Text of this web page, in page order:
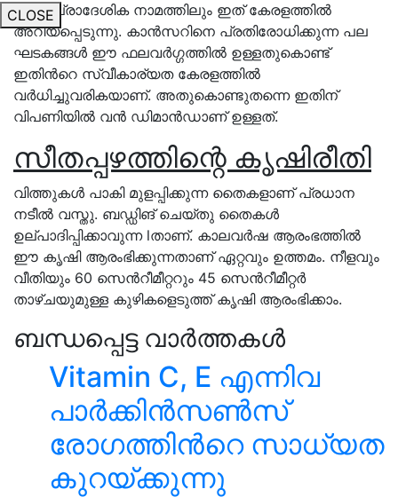
CLOSE
എന്ന പ്രാദേശിക നാമത്തിലും ഇത് കേരളത്തിൽ
അറിയപ്പെടുന്നു. കാൻസറിനെ പ്രതിരോധിക്കുന്ന പല
ഘടകങ്ങൾ ഈ ഫലവർഗ്ഗത്തിൽ ഉള്ളതുകൊണ്ട്
ഇതിൻറെ സ്വീകാര്യത കേരളത്തിൽ
വർധിച്ചുവരികയാണ്. അതുകൊണ്ടുതന്നെ ഇതിന്
വിപണിയിൽ വൻ ഡിമാൻഡാണ് ഉള്ളത്.
സീതപ്പഴത്തിന്റെ കൃഷിരീതി
വിത്തുകൾ പാകി മുളപ്പിക്കുന്ന തൈകളാണ് പ്രധാന
നടീൽ വസ്തു. ബഡ്ഡിങ് ചെയ്തു തൈകൾ
ഉല്പാദിപ്പിക്കാവുന്ന lതാണ്. കാലവർഷ ആരംഭത്തിൽ
ഈ കൃഷി ആരംഭിക്കുന്നതാണ് ഏറ്റവും ഉത്തമം. നീളവും
വീതിയും 60 സെൻറീമീറ്ററും 45 സെൻറീമീറ്റർ
താഴ്ചയുമുള്ള കുഴികളെടുത്ത് കൃഷി ആരംഭിക്കാം.
ബന്ധപ്പെട്ട വാർത്തകൾ
Vitamin C, E എന്നിവ
പാര്‍ക്കിന്‍സണ്‍സ്
രോഗത്തിൻറെ സാധ്യത
കുറയ്ക്കുന്നു